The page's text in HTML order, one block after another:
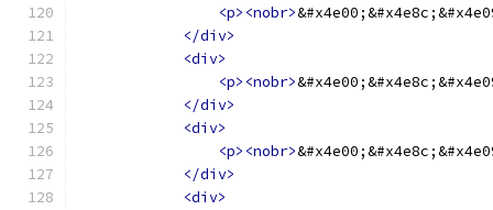
<p><nobr>
</div>
<div>
<p><nobr>
</div>
<div>
<p><nobr>
</div>
<div>